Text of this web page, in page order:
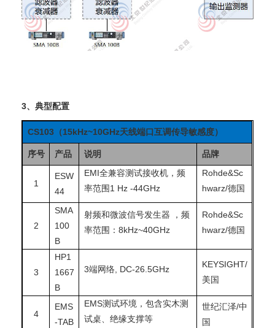
3、典型配置
CS103（15kHz~10GHz天线端口互调传导敏感度）
序号 产品 说明 品牌
1
ESW
44
EMI全兼容测试接收机，频
率范围1 Hz -44GHz
Rohde&Sc
hwarz/德国
2
SMA
100
B
射频和微波信号发生器
，频
率范围：8kHz~40GHz
Rohde&Sc
hwarz/德国
3
HP1
1667
B
3端网络, DC-26.5GHz
KEYSIGHT/
美国
4
EMS
-TAB
EMS测试环境，包含实木测
试桌、绝缘支撑等
世纪汇泽/中
国